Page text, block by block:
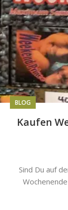
BLOG
Kaufen
Sind Du auf